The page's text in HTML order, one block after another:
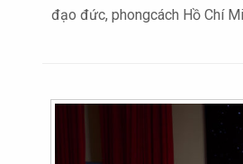
đạo đức, phongcách Hồ Chí